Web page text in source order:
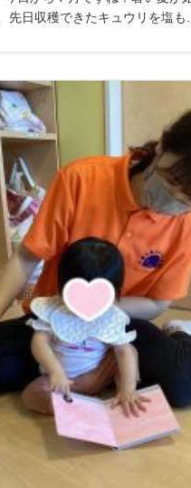
先日収穫できたキュウリを塩も...